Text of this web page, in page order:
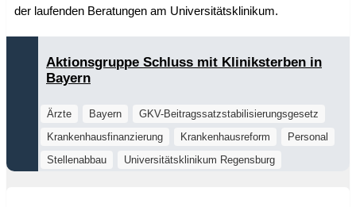
der laufenden Beratungen am Universitätsklinikum.
Aktionsgruppe Schluss mit Kliniksterben in
Bayern
Ärzte Bayern
GKV-Beitragssatzstabilisierungsgesetz
Krankenhausfinanzierung
Krankenhausreform
Personal
Stellenabbau
Universitätsklinikum Regensburg